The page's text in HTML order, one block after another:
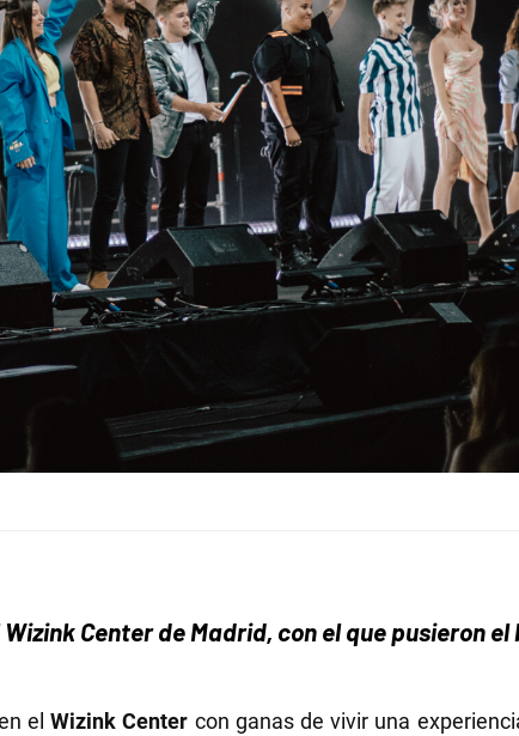
Wizink Center de Madrid, con el que pusieron
elWizink Center con ganas de vivir una